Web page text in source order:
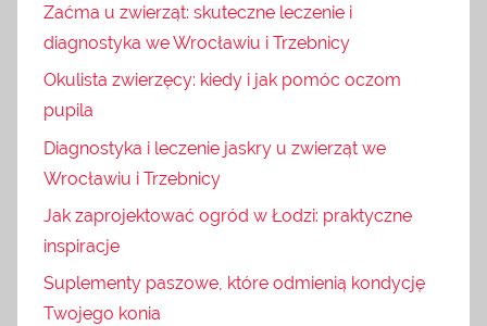
Zaćma u zwierząt: skuteczne leczenie i
diagnostyka we Wrocławiu i Trzebnicy
Okulista zwierzęcy: kiedy i jak pomóc oczom
pupila
Diagnostyka i leczenie jaskry u zwierząt we
Wrocławiu i Trzebnicy
Jak zaprojektować ogród w Łodzi: praktyczne
inspiracje
Suplementy paszowe, które odmienią kondycję
Twojego konia